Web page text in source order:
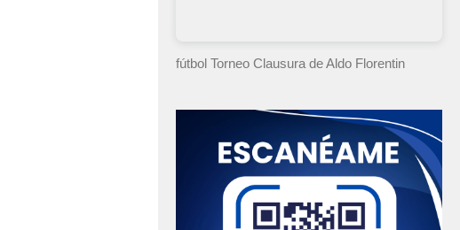
fútbol Torneo Clausurade Aldo Florentin